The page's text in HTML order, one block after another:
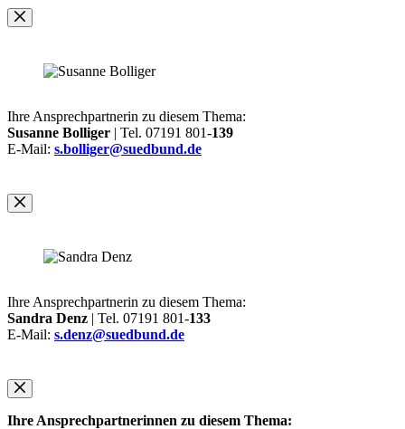
Ihre Ansprechpartnerin zu diesem Thema:
Susanne Bolliger | Tel. 07191 801-139
E-Mail: s.bolliger@suedbund.de
Ihre Ansprechpartnerin zu diesem Thema:
Sandra Denz | Tel. 07191 801-133
E-Mail: s.denz@suedbund.de
Ihre Ansprechpartnerinnen zu diesem Thema: